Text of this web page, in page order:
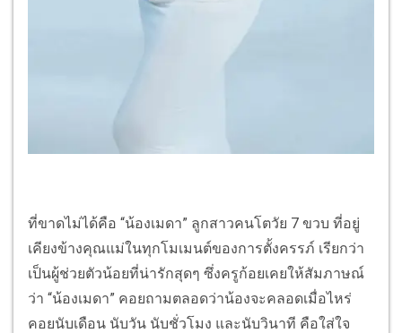
ที่ขาดไม่ได้คือ “น้องเมดา” ลูกสาวคนโตวัย 7 ขวบ ที่อยู่
เคียงข้างคุณแม่ในทุกโมเมนต์ของการตั้งครรภ์ เรียกว่า
เป็นผู้ช่วยตัวน้อยที่น่ารักสุดๆ ซึ่งครูก้อยเคยให้สัมภาษณ์
ว่า “น้องเมดา” คอยถามตลอดว่าน้องจะคลอดเมื่อไหร่
คอยนับเดือน นับวัน นับชั่วโมง และนับวินาที คือใส่ใจ